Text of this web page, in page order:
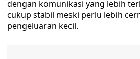
dengan komunikasi yang lebih
cukup stabil meski perlu lebih
pengeluaran kecil.